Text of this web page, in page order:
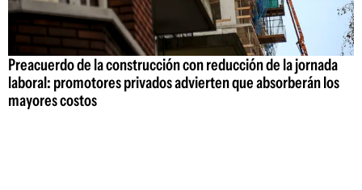
Preacuerdo de la construcción con reducción de la jornada
laboral: promotores privados advierten que absorberán los
mayores costos